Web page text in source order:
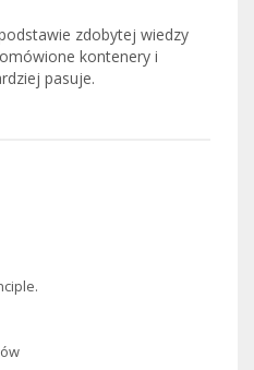
zdobytej wiedzy
kontenery i
pasuje.